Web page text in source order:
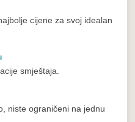
cijene za svoj idealan
smještaja.
niste ograničeni na jednu